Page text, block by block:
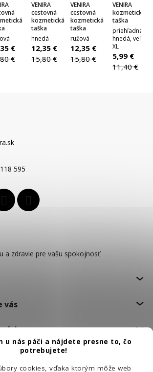
u nás páči a nájdete presne to, čo
potrebujete!
cookies, vďaka ktorým môže web
€
€
12,35 €
15,80 €
VENIRA
cestovná
kozmetická
taška
hnedá
12,35 €
15,80 €
VENIRA
cestovná
kozmetická
taška
ružová
5,99 €
11,40 €
VENIRA
kozmetická
taška
priehľadná,
hnedá, veľ.
XL
595
a zdravie pre vašu spokojnosť
vás